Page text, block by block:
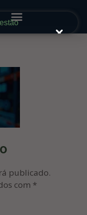
publicado.
com *